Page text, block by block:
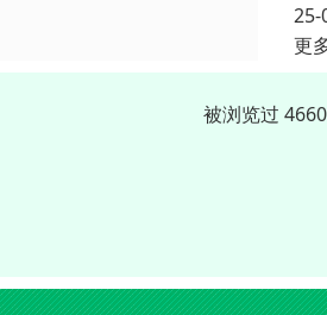
25-
更
被浏览过